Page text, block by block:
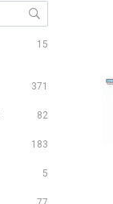
15
371
82
183
5